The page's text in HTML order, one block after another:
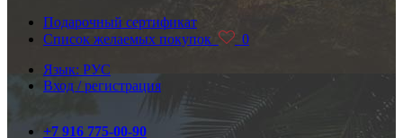
Подарочный сертификат
Список желаемых покупок
0
Язык: РУС
Вход / регистрация
+7 916 775-00-90